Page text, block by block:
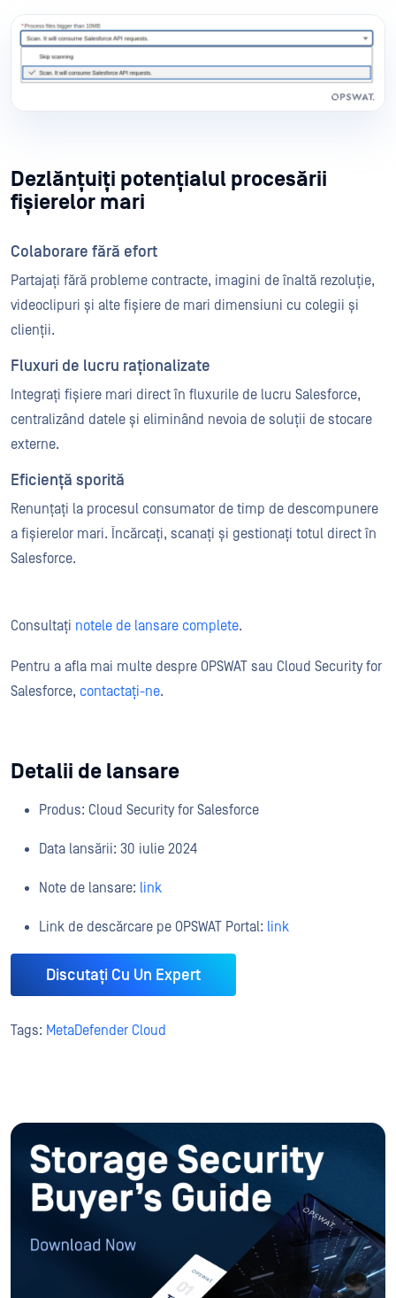
Dezlănțuiți potențialul procesării
fișierelor mari
Colaborare fără efort
Partajați fără probleme contracte, imagini de înaltă rezoluție,
videoclipuri și alte fișiere de mari dimensiuni cu colegii și
clienții.
Fluxuri de lucru raționalizate
Integrați fișiere mari direct în fluxurile de lucru Salesforce,
centralizând datele și eliminând nevoia de soluții de stocare
externe.
Eficiență sporită
Renunțați la procesul consumator de timp de descompunere
a fișierelor mari. Încărcați, scanați și gestionați totul direct în
Salesforce.
Consultați notele de lansare complete.
Pentru a afla mai multe despre OPSWAT sau Cloud Security for
Salesforce, contactați-ne.
Detalii de lansare
Produs: Cloud Security for Salesforce
Data lansării: 30 iulie 2024
Note de lansare: link
Link de descărcare pe OPSWAT Portal: link
Discutați Cu Un Expert
Tags: MetaDefender Cloud